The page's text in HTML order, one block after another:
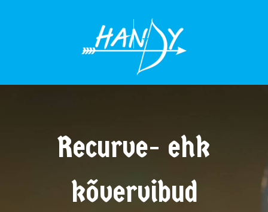
Recurve- ehk
kõvervibud